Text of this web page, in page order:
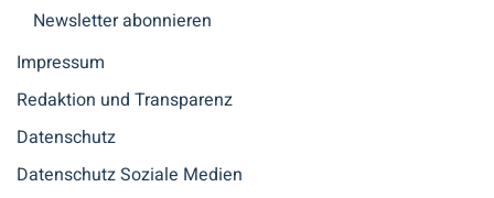
Newsletter abonnieren
Impressum
Redaktion und Transparenz
Datenschutz
Datenschutz Soziale Medien